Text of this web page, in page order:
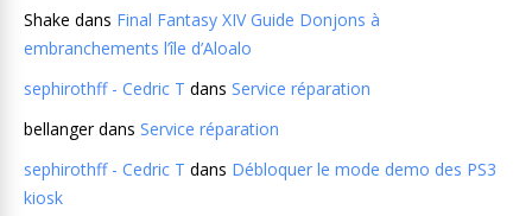
Shake dans Final Fantasy XIV Guide Donjons à
embranchements l’île d’Aloalo
sephirothff - Cedric T dans Service réparation
bellangerdans Service réparation
sephirothff - Cedric T dans Débloquer le mode demo des PS3
kiosk